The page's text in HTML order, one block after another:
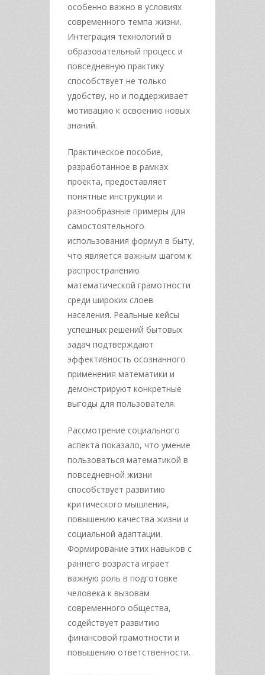
особенно важно в условиях
современного темпа жизни.
Интеграция технологий в
образовательный процесс и
повседневную практику
способствует не только
удобству, но и поддерживает
мотивацию к освоению новых
знаний.
Практическое пособие,
разработанное в рамках
проекта, предоставляет
понятные инструкции и
разнообразные примеры для
самостоятельного
использования формул в быту,
что является важным шагом к
распространению
математической грамотности
среди широких слоев
населения. Реальные кейсы
успешных решений бытовых
задач подтверждают
эффективность осознанного
применения математики и
демонстрируют конкретные
выгоды для пользователя.
Рассмотрение социального
аспекта показало, что умение
пользоваться математикой в
повседневной жизни
способствует развитию
критического мышления,
повышению качества жизни и
социальной адаптации.
Формирование этих навыков с
раннего возраста играет
важную роль в подготовке
человека к вызовам
современного общества,
содействует развитию
финансовой грамотности и
повышению ответственности.